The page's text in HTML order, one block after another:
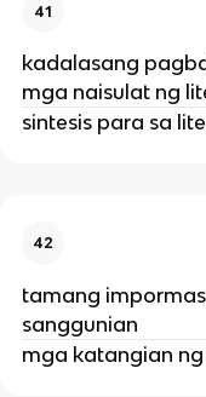
41
kadalasang
mga naisulat ng
sintesis para sa
42
tamang
sanggunian
mga katangian